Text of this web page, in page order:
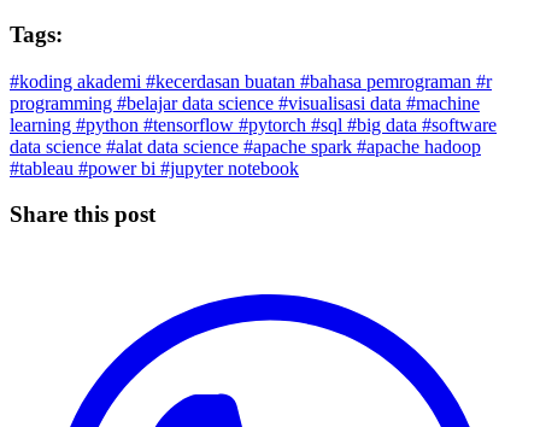
Tags:
#koding akademi #kecerdasan buatan #bahasa pemrograman #r
programming #belajar data science #visualisasi data #machine
learning #python #tensorflow #pytorch #sql #big data #software
data science #alat data science #apache spark #apache hadoop
#tableau #power bi #jupyter notebook
Share this post